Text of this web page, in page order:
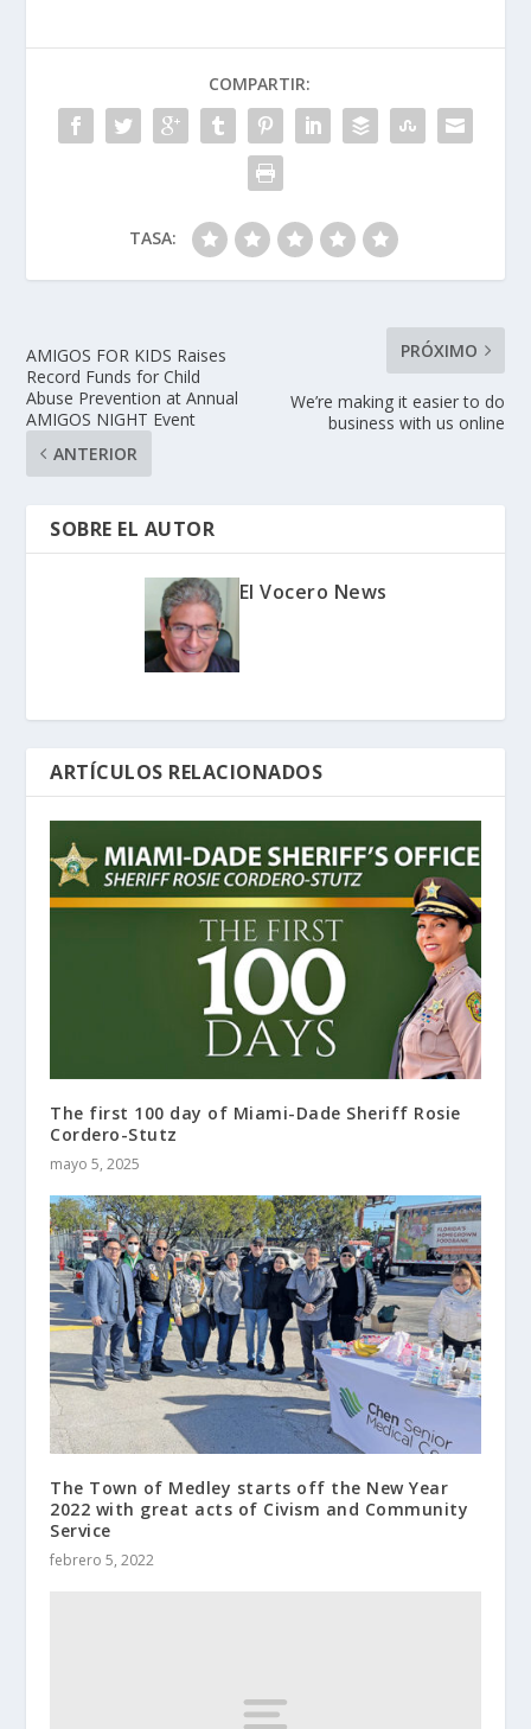
COMPARTIR:
TASA:
AMIGOS FOR KIDS Raises
Record Funds for Child
Abuse Prevention at Annual
AMIGOS NIGHT Event
ANTERIOR
PRÓXIMO
We’re making it easier to do
business with us online
SOBRE EL AUTOR
El Vocero News
ARTÍCULOS RELACIONADOS
The first 100 day of Miami-Dade Sheriff Rosie
Cordero-Stutz
mayo 5, 2025
The Town of Medley starts off the New Year
2022 with great acts of Civism and Community
Service
febrero 5, 2022